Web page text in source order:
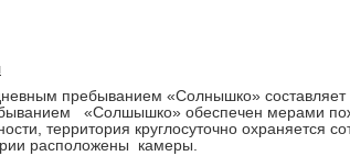
пребыванием «Солнышко»
«Солшышко» обеспечен мерами
территория круглосуточно охраняется
расположены камеры.